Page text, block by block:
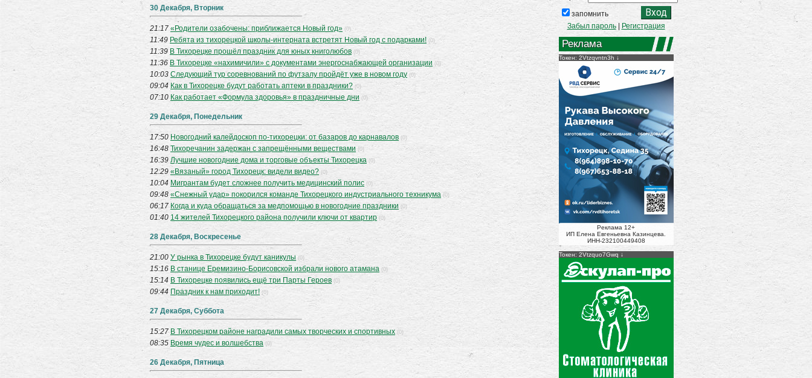
запомнить
Забыл пароль| Регистрация
Реклама
Токен: 2Vtzqvntn3h
Реклама 12+
ИП Елена Евгеньевна Казинцева.
ИНН-232100449408
Токен: 2Vtzquo7Gwq
30 Декабря, Вторник
21:17 «Родители озабочены: приближается Новый год» (0)
11:49 Ребята из тихорецкой школы-интерната встретят Новый год с подарками! (0)
11:39 В Тихорецке прошёл праздник для юных книголюбов (0)
11:36 В Тихорецке «нахимичили» с документами энергоснабжающей организации (0)
10:03 Следующий тур соревнований по футзалу пройдёт уже в новом году (0)
09:04 Как в Тихорецке будут работать аптеки в праздники? (0)
07:10 Как работает «Формула здоровья» в праздничные дни (0)
29 Декабря, Понедельник
17:50 Новогодний калейдоскоп по-тихорецки: от базаров до карнавалов (0)
16:48 Тихоречанин задержан с запрещёнными веществами (0)
16:39 Лучшие новогодние дома и торговые объекты Тихорецка (0)
12:29 «Вязаный» город Тихорецк: видели видео? (0)
10:04 Мигрантам будет сложнее получить медицинский полис (0)
09:48 «Снежный удар» покорился команде Тихорецкого индустриального техникума (0)
06:17 Когда и куда обращаться за медпомощью в новогодние праздники (0)
01:40 14 жителей Тихорецкого района получили ключи от квартир (0)
28 Декабря, Воскресенье
21:00 У рынка в Тихорецке будут каникулы (0)
15:16 В станице Еремизино-Борисовской избрали нового атамана (0)
15:14 В Тихорецке появились ещё три Парты Героев (0)
09:44 Праздник к нам приходит! (0)
27 Декабря, Суббота
15:27 В Тихорецком районе наградили самых творческих и спортивных (0)
08:35 Время чудес и волшебства (0)
26 Декабря, Пятница